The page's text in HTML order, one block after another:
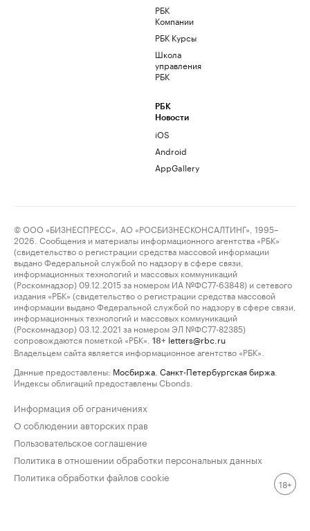
РБК
Компании
РБК Курсы
Школа
управления
РБК
РБК
Новости
iOS
Android
AppGallery
© ООО «БИЗНЕСПРЕСС», АО «РОСБИЗНЕСКОНСАЛТИНГ», 1995–
2026. Сообщения и материалы информационного агентства «РБК»
(свидетельство о регистрации средства массовой информации
выдано Федеральной службой по надзору в сфере связи,
информационных технологий и массовых коммуникаций
(Роскомнадзор) 09.12.2015 за номером ИА №ФС77-63848) и сетевого
издания «РБК» (свидетельство о регистрации средства массовой
информации выдано Федеральной службой по надзору в сфере связи,
информационных технологий и массовых коммуникаций
(Роскомнадзор) 03.12.2021 за номером ЭЛ №ФС77-82385)
сопровождаются пометкой «РБК».
18+ letters@rbc.ru
Владельцем сайта является информационное агентство «РБК».
Данные предоставлены: Мосбиржа Санкт-Петербургская биржа
Индексы облигаций предоставлены Cbonds.
Информация об ограничениях
О соблюдении авторских прав
Пользовательское соглашение
Политика в отношении обработки персональных данных
Политика обработки файлов cookie
18+